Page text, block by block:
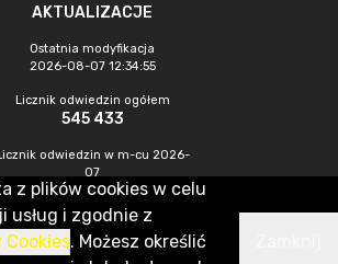
AKTUALIZACJE
Ostatnia modyfikacja
2026-08-07 12:34:55
Licznik odwiedzin ogółem
545 433
odwiedzin w m-cu 2026-
07
1 449
o.o.
z plików cookies w celu
usług i zgodnie z
Cookies. Możesz określić